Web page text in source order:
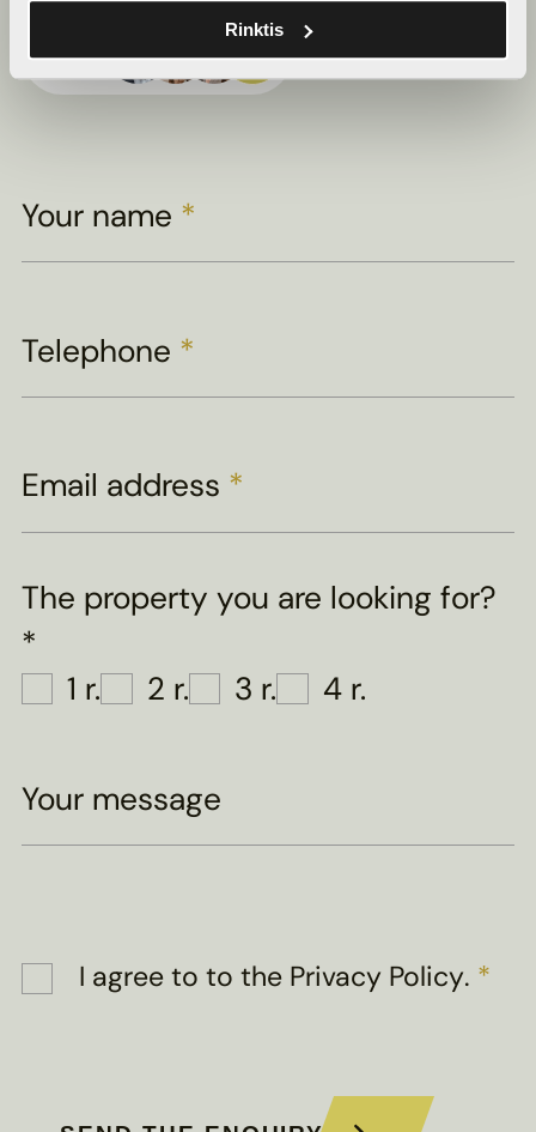
Rinktis
viewing
Your name *
Telephone *
Email address *
The property you are looking for?
*
1 r.
2 r. 3 r. 4 r.
Your message
I agree toto the Privacy Policy. *